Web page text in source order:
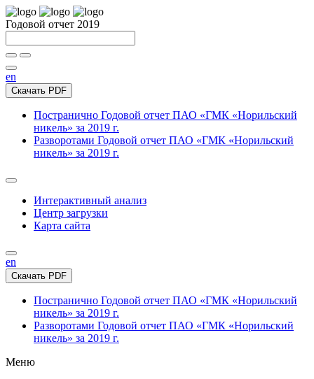
Годовой отчет 2019
en
Скачать PDF
Постранично Годовой отчет ПАО «ГМК «Норильский
никель» за 2019 г.
Разворотами Годовой отчет ПАО «ГМК «Норильский
никель» за 2019 г.
Интерактивный анализ
Центр загрузки
Карта сайта
en
Скачать PDF
Постранично Годовой отчет ПАО «ГМК «Норильский
никель» за 2019 г.
Разворотами Годовой отчет ПАО «ГМК «Норильский
никель» за 2019 г.
Меню